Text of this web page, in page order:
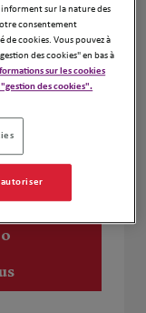
sur la nature des
consentement
cookies. Vous pouvez à
des cookies" en bas à
sur les cookies
"gestion des cookies".
autoriser